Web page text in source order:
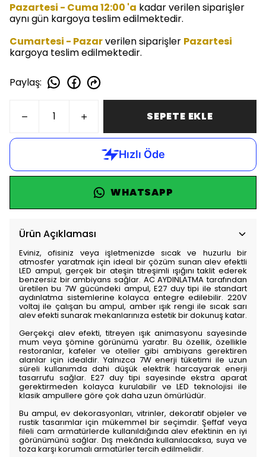
Pazartesi - Cuma 12:00 'a kadar verilen siparişler
aynı gün kargoya teslim edilmektedir.
Cumartesi - Pazarverilen siparişler Pazartesi
kargoya teslim edilmektedir.
Paylaş:
SEPETE EKLE
WHATSAPP
Ürün Açıklaması
Eviniz, ofisiniz veya işletmenizde sıcak ve huzurlu bir
atmosfer yaratmak için ideal bir çözüm sunan alev efektli
LED ampul, gerçek bir ateşin titreşimli ışığını taklit ederek
benzersiz bir ambiyans sağlar. AC AYDINLATMA tarafından
üretilen bu 7W gücündeki ampul, E27 duy tipi ile standart
aydınlatma sistemlerine kolayca entegre edilebilir. 220V
voltaj ile çalışan bu ampul, amber ışık rengi ile sıcak sarı
alev efekti sunarak mekanlarınıza estetik bir dokunuş katar.
Gerçekçi alev efekti, titreyen ışık animasyonu sayesinde
mum veya şömine görünümü yaratır. Bu özellik, özellikle
restoranlar, kafeler ve oteller gibi ambiyans gerektiren
alanlar için idealdir. Yalnızca 7W enerji tüketimi ile uzun
süreli kullanımda dahi düşük elektrik harcayarak enerji
tasarrufu sağlar. E27 duy tipi sayesinde ekstra aparat
gerektirmeden kolayca kurulabilir ve LED teknolojisi ile
klasik ampullere göre çok daha uzun ömürlüdür.
Bu ampul, ev dekorasyonları, vitrinler, dekoratif objeler ve
rustik tasarımlar için mükemmel bir seçimdir. Şeffaf veya
fileli cam armatürlerde kullanıldığında alev efektinin en iyi
görünümünü sağlar. Dış mekânda kullanılacaksa, suya ve
toza karşı korumalı armatürler tercih edilmelidir.